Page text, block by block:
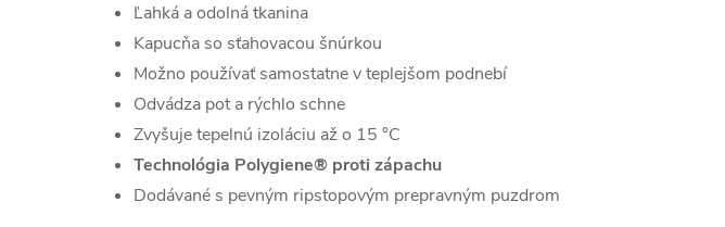
Ľahká a odolná tkanina
Kapucňa so sťahovacou šnúrkou
Možno používať samostatne v teplejšom podnebí
Odvádza pot a rýchlo schne
Zvyšuje tepelnú izoláciu až o 15 °C
Technológia Polygiene® proti zápachu
Dodávané s pevným ripstopovým prepravným puzdrom